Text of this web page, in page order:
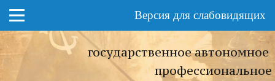
Версия для слабовидящих
государственное автономное
профессиональное